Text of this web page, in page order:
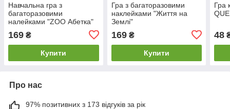
Навчальна гра з
багаторазовими
налейками "ZOO Абетка"
169 ₴
Купити
Гра з багаторазовими
наклейками "Життя на
Землі"
169₴
Купити
Гра
48
Про нас
97% позитивних з 173 відгуків за рік